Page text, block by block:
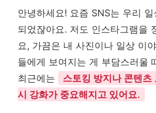
안녕하세요! 요즘 SNS는 우리
되었잖아요. 저도 인스타그램을
요, 가끔은 내 사진이나 일상 이
들에게 보여지는 게 부담스러울
최근에는
스토킹 방지나 콘텐츠
시 강화가 중요해지고 있어요.